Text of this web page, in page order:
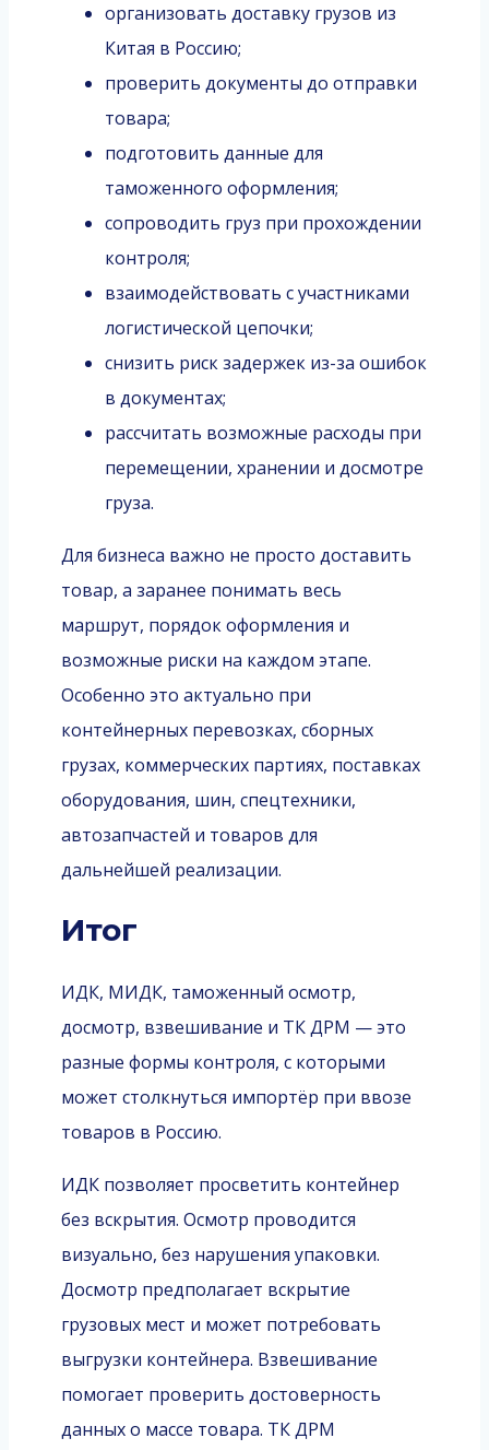
организовать доставку грузов из
Китая в Россию;
проверить документы до отправки
товара;
подготовить данные для
таможенного оформления;
сопроводить груз при прохождении
контроля;
взаимодействовать с участниками
логистической цепочки;
снизить риск задержек из-за ошибок
в документах;
рассчитать возможные расходы при
перемещении, хранении и досмотре
груза.
Для бизнеса важно не просто доставить
товар, а заранее понимать весь
маршрут, порядок оформления и
возможные риски на каждом этапе.
Особенно это актуально при
контейнерных перевозках, сборных
грузах, коммерческих партиях, поставках
оборудования, шин, спецтехники,
автозапчастей и товаров для
дальнейшей реализации.
Итог
ИДК, МИДК, таможенный осмотр,
досмотр, взвешивание и ТК ДРМ — это
разные формы контроля, с которыми
может столкнуться импортёр при ввозе
товаров в Россию.
ИДК позволяет просветить контейнер
без вскрытия. Осмотр проводится
визуально, без нарушения упаковки.
Досмотр предполагает вскрытие
грузовых мест и может потребовать
выгрузки контейнера. Взвешивание
помогает проверить достоверность
данных о массе товара. ТК ДРМ